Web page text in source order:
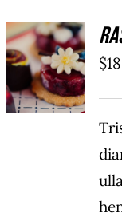
ADD TO
CART
/
DÉTAILS
$